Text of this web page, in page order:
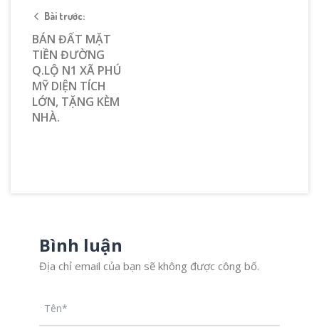
Bài trước:
BÁN ĐẤT MẶT
TIỀN ĐƯỜNG
Q.LỘ N1 XÃ PHÚ
MỸ DIỆN TÍCH
LỚN, TẶNG KÈM
NHÀ.
Bình luận
Địa chỉ email của bạn sẽ không được công bố.